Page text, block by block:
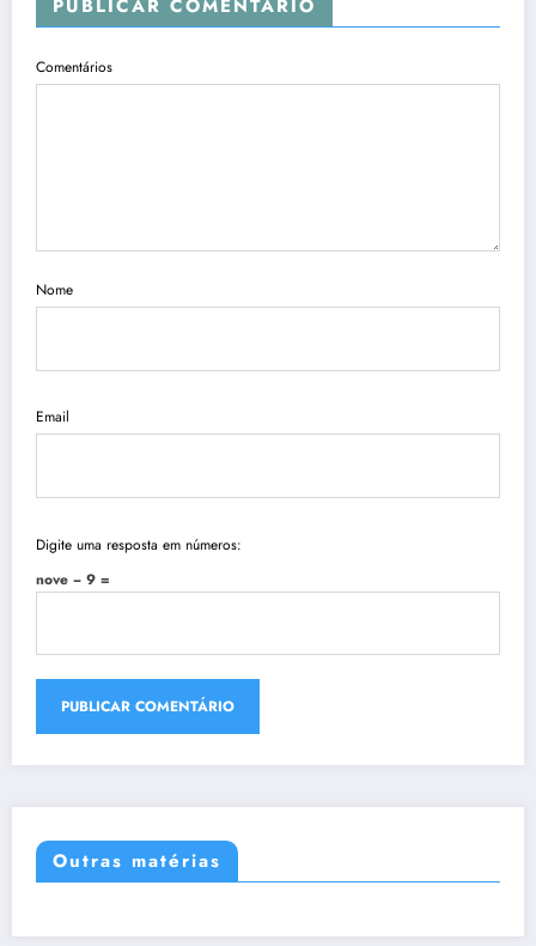
PUBLICAR COMENTÁRIO
Comentários
Nome
Email
Digite uma resposta em números:
nove − 9 =
Outras matérias